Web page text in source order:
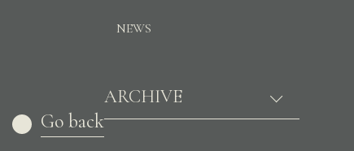
Go back
NEWS
ARCHIVE